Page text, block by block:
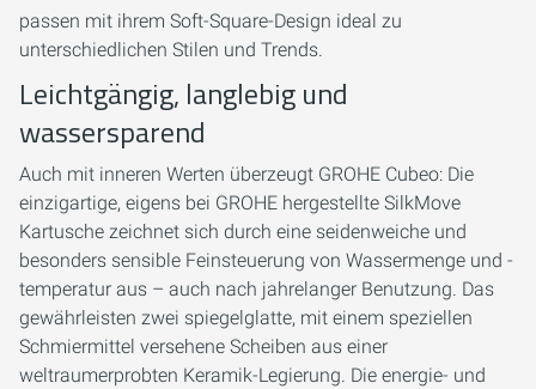
passen mit ihrem Soft-Square-Design ideal zu
unterschiedlichen Stilen und Trends.
Leichtgängig, langlebig und
wassersparend
Auch mit inneren Werten überzeugt GROHE Cubeo: Die
einzigartige, eigens bei GROHE hergestellte SilkMove
Kartusche zeichnet sich durch eine seidenweiche und
besonders sensible Feinsteuerung von Wassermenge und -
temperatur aus – auch nach jahrelanger Benutzung. Das
gewährleisten zwei spiegelglatte, mit einem speziellen
Schmiermittel versehene Scheiben aus einer
weltraumerprobten Keramik-Legierung. Die energie- und